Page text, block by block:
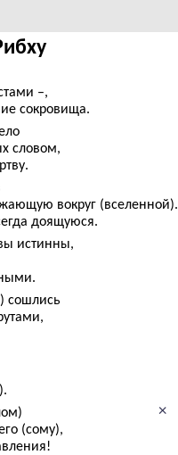
×
–,
сокровища.
словом,
вокруг (вселенной).
доящуюся.
истинны,
сошлись
(сому),